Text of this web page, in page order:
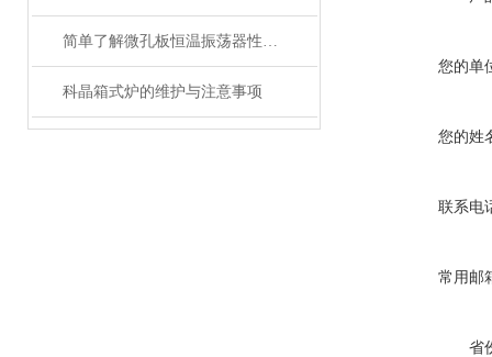
简单了解微孔板恒温振荡器性能优势
科晶箱式炉的维护与注意事项
您的单
您的姓
联系电
常用邮
省